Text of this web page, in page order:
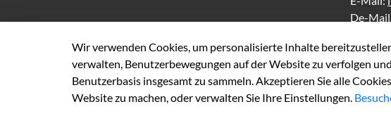
De-
Wir verwenden Cookies, um personalisierte Inhalte
verwalten, Benutzerbewegungen auf der Website zu verfolgen
Benutzerbasis insgesamt zu sammeln. Akzeptieren Sie alle
Website zu machen, oder verwalten Sie Ihre Einstellungen.